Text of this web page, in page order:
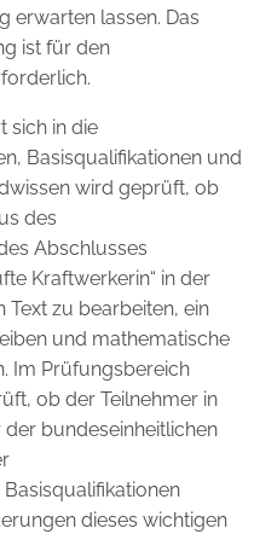
erwarten lassen. Das
ist für den
sich in die
Basisqualifikationen und
wird geprüft, ob
des
Abschlusses
Kraftwerkerin“ in der
Text zu bearbeiten, ein
und mathematische
Im Prüfungsbereich
ob der Teilnehmer in
der bundeseinheitlichen
dieses wichtigen